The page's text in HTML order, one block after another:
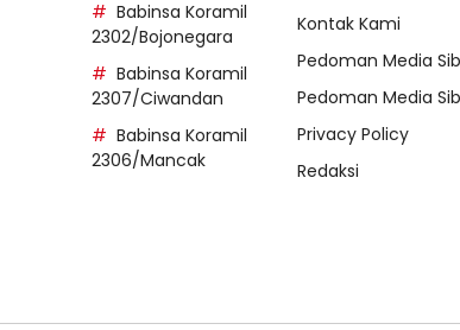
Babinsa Koramil
2302/Bojonegara
Babinsa Koramil
2307/Ciwandan
Babinsa Koramil
2306/Mancak
Kontak Kami
Pedoman Media
Pedoman Media
Privacy Policy
Redaksi